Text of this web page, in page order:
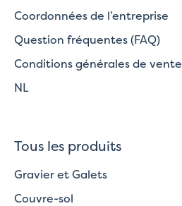
Coordonnées de l’entreprise
Question fréquentes (FAQ)
Conditions générales de vente
NL
Tous les produits
Gravier et Galets
Couvre-sol